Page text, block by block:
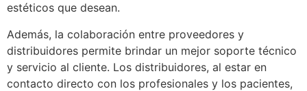
estéticos que desean.
Además, la colaboración entre proveedores y
distribuidores permite brindar un mejor soporte técnico
y servicio al cliente. Los distribuidores, al estar en
contacto directo con los profesionales y los pacientes,